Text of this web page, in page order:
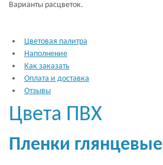
Варианты расцветок.
Цветовая палитра
Наполнение
Как заказать
Оплата и доставка
Отзывы
Цвета ПВХ
Пленки глянцевые